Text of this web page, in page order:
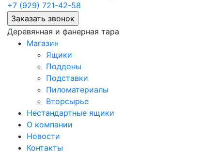
+7 (929) 721-42-58
Деревянная и фанерная тара
Магазин
Ящики
Поддоны
Подставки
Пиломатериалы
Вторсырье
Нестандартные ящики
О компании
Новости
Контакты